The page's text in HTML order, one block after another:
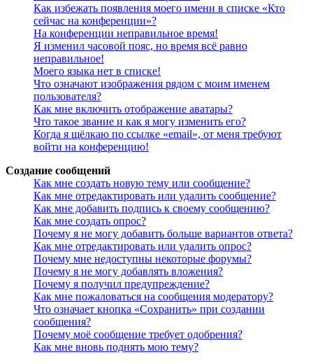
Как избежать появления моего имени в списке «Кто
сейчас на конференции»?
На конференции неправильное время!
Я изменил часовой пояс, но время всё равно
неправильное!
Моего языка нет в списке!
Что означают изображения рядом с моим именем
пользователя?
Как мне включить отображение аватары?
Что такое звание и как я могу изменить его?
Когда я щёлкаю по ссылке «email», от меня требуют
войти на конференцию!
Создание сообщений
Как мне создать новую тему или сообщение?
Как мне отредактировать или удалить сообщение?
Как мне добавить подпись к своему сообщению?
Как мне создать опрос?
Почему я не могу добавить больше вариантов ответа?
Как мне отредактировать или удалить опрос?
Почему мне недоступны некоторые форумы?
Почему я не могу добавлять вложения?
Почему я получил предупреждение?
Как мне пожаловаться на сообщения модератору?
Что означает кнопка «Сохранить» при создании
сообщения?
Почему моё сообщение требует одобрения?
Как мне вновь поднять мою тему?